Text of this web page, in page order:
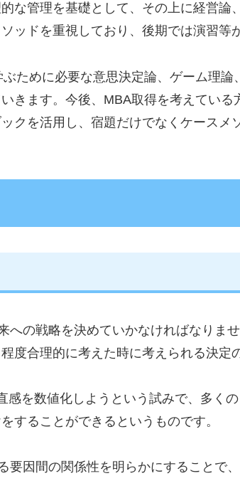
な管理を基礎として、その上に経営
ッドを重視しており、後期では演習等
ために必要な意思決定論、ゲーム理
きます。今後、MBA取得を考えてい
クを活用し、宿題だけでなくケース
の戦略を決めていかなければなりま
度合理的に考えた時に考えられる決
を数値化しようという試みで、多く
することができるというものです。
因間の関係性を明らかにすることで